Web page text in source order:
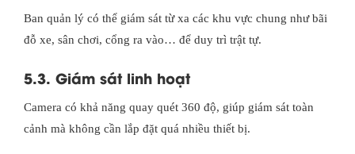
Ban quản lý có thể giám sát từ xa các khu vực chung như bãi
đỗ xe, sân chơi, cổng ra vào… để duy trì trật tự.
5.3. Giám sát linh hoạt
Camera có khả năng quay quét 360 độ, giúp giám sát toàn
cảnh mà không cần lắp đặt quá nhiều thiết bị.